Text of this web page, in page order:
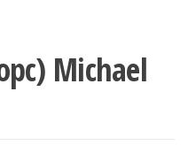
Michael